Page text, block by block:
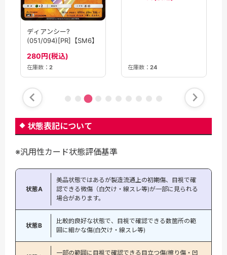
ディアンシー?
(051/094)[PR]【SM6】
280円(税込)
在庫数： 2 在庫数： 24
状態表記について
※汎用性カード状態評価基準
状態A
美品状態ではあるが製造流通上の初期傷、目視で確
認できる微傷（白欠け・線スレ等)が一部に見られる
場合があります。
状態B
比較的良好な状態で、目視で確認できる数箇所の範
囲に細かな傷(白欠け・線スレ等)